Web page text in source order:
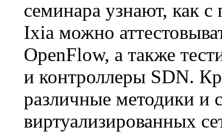
семинара узнают, как
Ixia можно
OpenFlow, а также
и контроллеры SDN.
различные методики и
виртуализированных